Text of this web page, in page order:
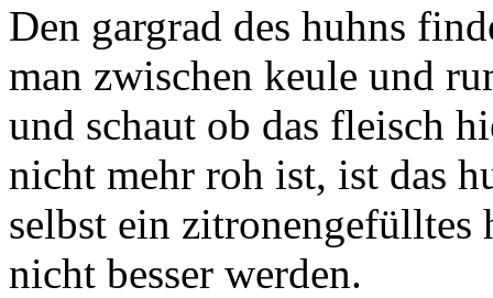
Den gargrad des huhns
man zwischen keule und
und schaut ob das fleisch
nicht mehr roh ist, ist das
selbst ein zitronengefülltes
nicht besser werden.